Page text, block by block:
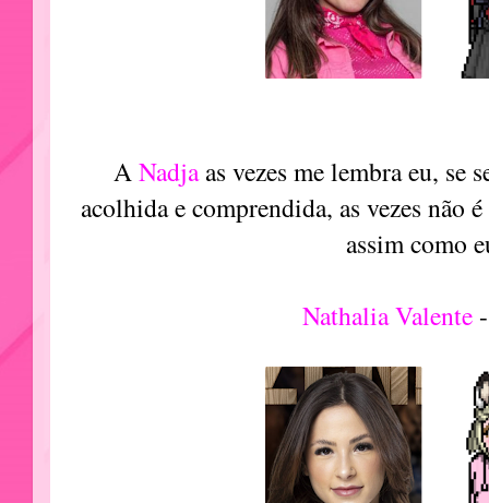
ANadjaas vezes me lembra eu, se
acolhida e comprendida, as vezes não
assim como
Nathalia Valente